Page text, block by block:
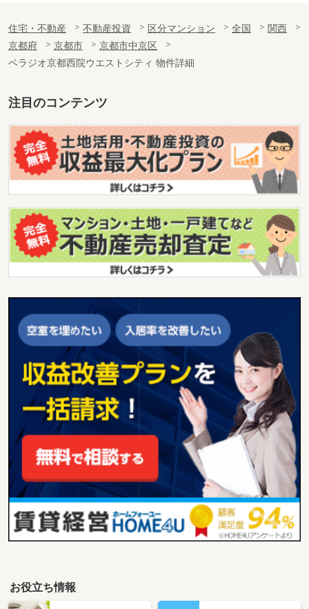
住宅・不動産 不動産投資 区分マンション 全国
関西
京都府
京都市
京都市中京区
ベラジオ京都西院ウエストシティ 物件詳細
注目のコンテンツ
お役立ち情報